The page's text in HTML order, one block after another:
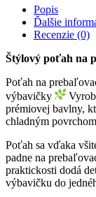
Popis
Ďalšie
Recenzie (0)
Štýlový poťah na
Poťah na
výbavičky
prémiovej bavlny,
chladným
Poťah sa vďaka
padne na
praktickosti dodá
výbavičku do